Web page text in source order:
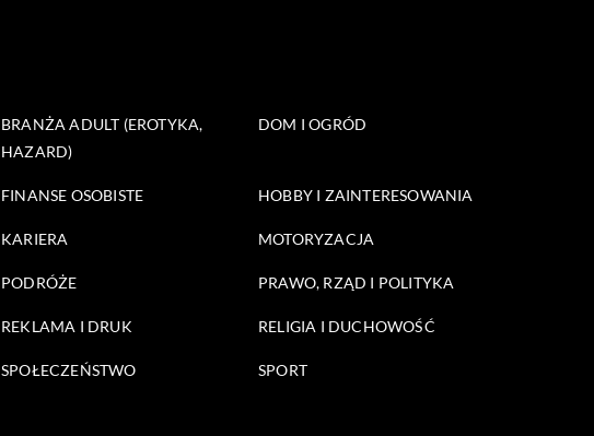
BRANŻA ADULT (EROTYKA,
HAZARD)
DOM I OGRÓD
FINANSE OSOBISTE HOBBY I ZAINTERESOWANIA
KARIERA MOTORYZACJA
PODRÓŻE PRAWO, RZĄD I POLITYKA
REKLAMA I DRUK RELIGIA I DUCHOWOŚĆ
SPOŁECZEŃSTWO SPORT